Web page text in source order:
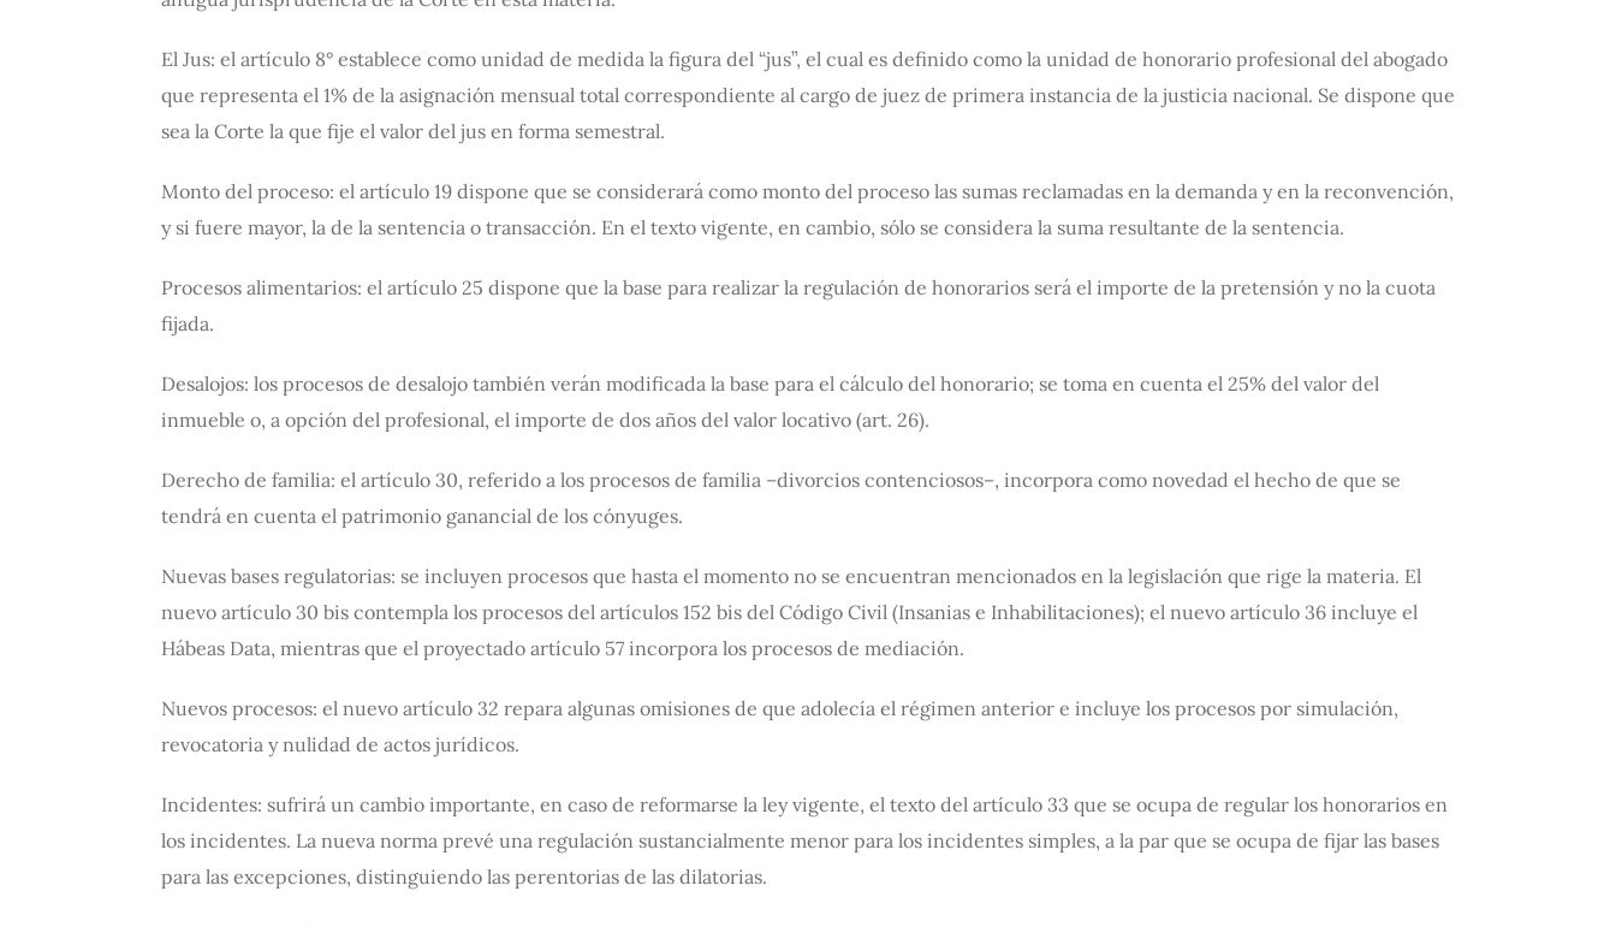
El Jus: el artículo 8° establece como unidad de medida la figura del “jus”, el cual es definido como la unidad de honorario profesional del abogado
que representa el 1% de la asignación mensual total correspondiente al cargo de juez de primera instancia de la justicia nacional. Se dispone que
sea la Corte la que fije el valor del jus en forma semestral.
Monto del proceso: el artículo 19 dispone que se considerará como monto del proceso las sumas reclamadas en la demanda y en la reconvención,
y si fuere mayor, la de la sentencia o transacción. En el texto vigente, en cambio, sólo se considera la suma resultante de la sentencia.
Procesos alimentarios: el artículo 25 dispone que la base para realizar la regulación de honorarios será el importe de la pretensión y no la cuota
fijada.
Desalojos: los procesos de desalojo también verán modificada la base para el cálculo del honorario; se toma en cuenta el 25% del valor del
inmueble o, a opción del profesional, el importe de dos años del valor locativo (art. 26).
Derecho de familia: el artículo 30, referido a los procesos de familia –divorcios contenciosos–, incorpora como novedad el hecho de que se
tendrá en cuenta el patrimonio ganancial de los cónyuges.
Nuevas bases regulatorias: se incluyen procesos que hasta el momento no se encuentran mencionados en la legislación que rige la materia. El
nuevo artículo 30 bis contempla los procesos del artículos 152 bis del Código Civil (Insanias e Inhabilitaciones); el nuevo artículo 36 incluye el
Hábeas Data, mientras que el proyectado artículo 57 incorpora los procesos de mediación.
Nuevos procesos: el nuevo artículo 32 repara algunas omisiones de que adolecía el régimen anterior e incluye los procesos por simulación,
revocatoria y nulidad de actos jurídicos.
Incidentes: sufrirá un cambio importante, en caso de reformarse la ley vigente, el texto del artículo 33 que se ocupa de regular los honorarios en
los incidentes. La nueva norma prevé una regulación sustancialmente menor para los incidentes simples, a la par que se ocupa de fijar las bases
para las excepciones, distinguiendo las perentorias de las dilatorias.